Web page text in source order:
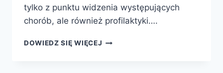
tylko z punktu widzenia występujących
chorób, ale również profilaktyki….
DOWIEDZ SIĘ WIĘCEJ